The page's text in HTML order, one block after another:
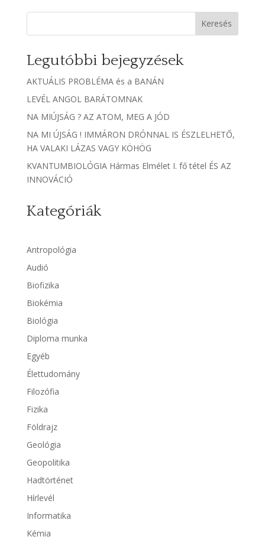
Keresés
Legutóbbi bejegyzések
AKTUÁLIS PROBLÉMA és a BANÁN
LEVÉL ANGOL BARÁTOMNAK
NA MIÚJSÁG ? AZ ATOM, MEG A JÓD
NA MI ÚJSÁG ! IMMÁRON DRÓNNAL IS ÉSZLELHETŐ,
HA VALAKI LÁZAS VAGY KÖHÖG
KVANTUMBIOLÓGIA Hármas Elmélet I. fő tétel ÉS AZ
INNOVÁCIÓ
Kategóriák
Antropológia
Audió
Biofizika
Biokémia
Biológia
Diploma munka
Egyéb
Élettudomány
Filozófia
Fizika
Földrajz
Geológia
Geopolitika
Hadtörténet
Hírlevél
Informatika
Kémia